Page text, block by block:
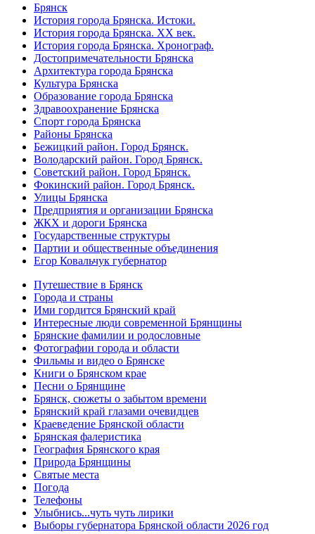
Брянск
История города Брянска. Истоки.
История города Брянска. XX век.
История города Брянска. Хронограф.
Достопримечательности Брянска
Архитектура города Брянска
Культура Брянска
Образование города Брянска
Здравоохранение Брянска
Спорт города Брянска
Районы Брянска
Бежицкий район. Город Брянск.
Володарский район. Город Брянск.
Советский район. Город Брянск.
Фокинский район. Город Брянск.
Улицы Брянска
Предприятия и организации Брянска
ЖКХ и дороги Брянска
Государственные структуры
Партии и общественные объединения
Егор Ковальчук губернатор
Путешествие в Брянск
Города и страны
Ими гордится Брянский край
Интересные люди современной Брянщины
Брянские фамилии и родословные
Фотографии города и области
Фильмы и видео о Брянске
Книги о Брянском крае
Песни о Брянщине
Брянск, сюжеты о забытом времени
Брянский край глазами очевидцев
Краеведение Брянской области
Брянская фалеристика
География Брянского края
Природа Брянщины
Святые места
Погода
Телефоны
Улыбнись...чуть чуть лирики
Выборы губернатора Брянской области 2026 год